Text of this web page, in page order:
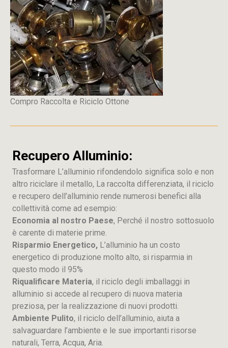
Compro Raccolta e Riciclo Ottone
Recupero Alluminio:
Trasformare L’alluminio rifondendolo significa solo e non
altro riciclare il metallo, La raccolta differenziata, il riciclo
e recupero dell’alluminio rende numerosi benefici alla
collettività come ad esempio:
Economia al nostro Paese, Perché il nostro sottosuolo
è carente di materie prime.
Risparmio Energetico, L’alluminio ha un costo
energetico di produzione molto alto, si risparmia in
questo modo il 95%
Riqualificare Materia, il riciclo degli imballaggi in
alluminio si accede al recupero di nuova materia
preziosa, per la realizzazione di nuovi prodotti.
Ambiente Pulito, il riciclo dell’alluminio, aiuta a
salvaguardare l’ambiente e le sue importanti risorse
naturali, Terra, Acqua, Aria.